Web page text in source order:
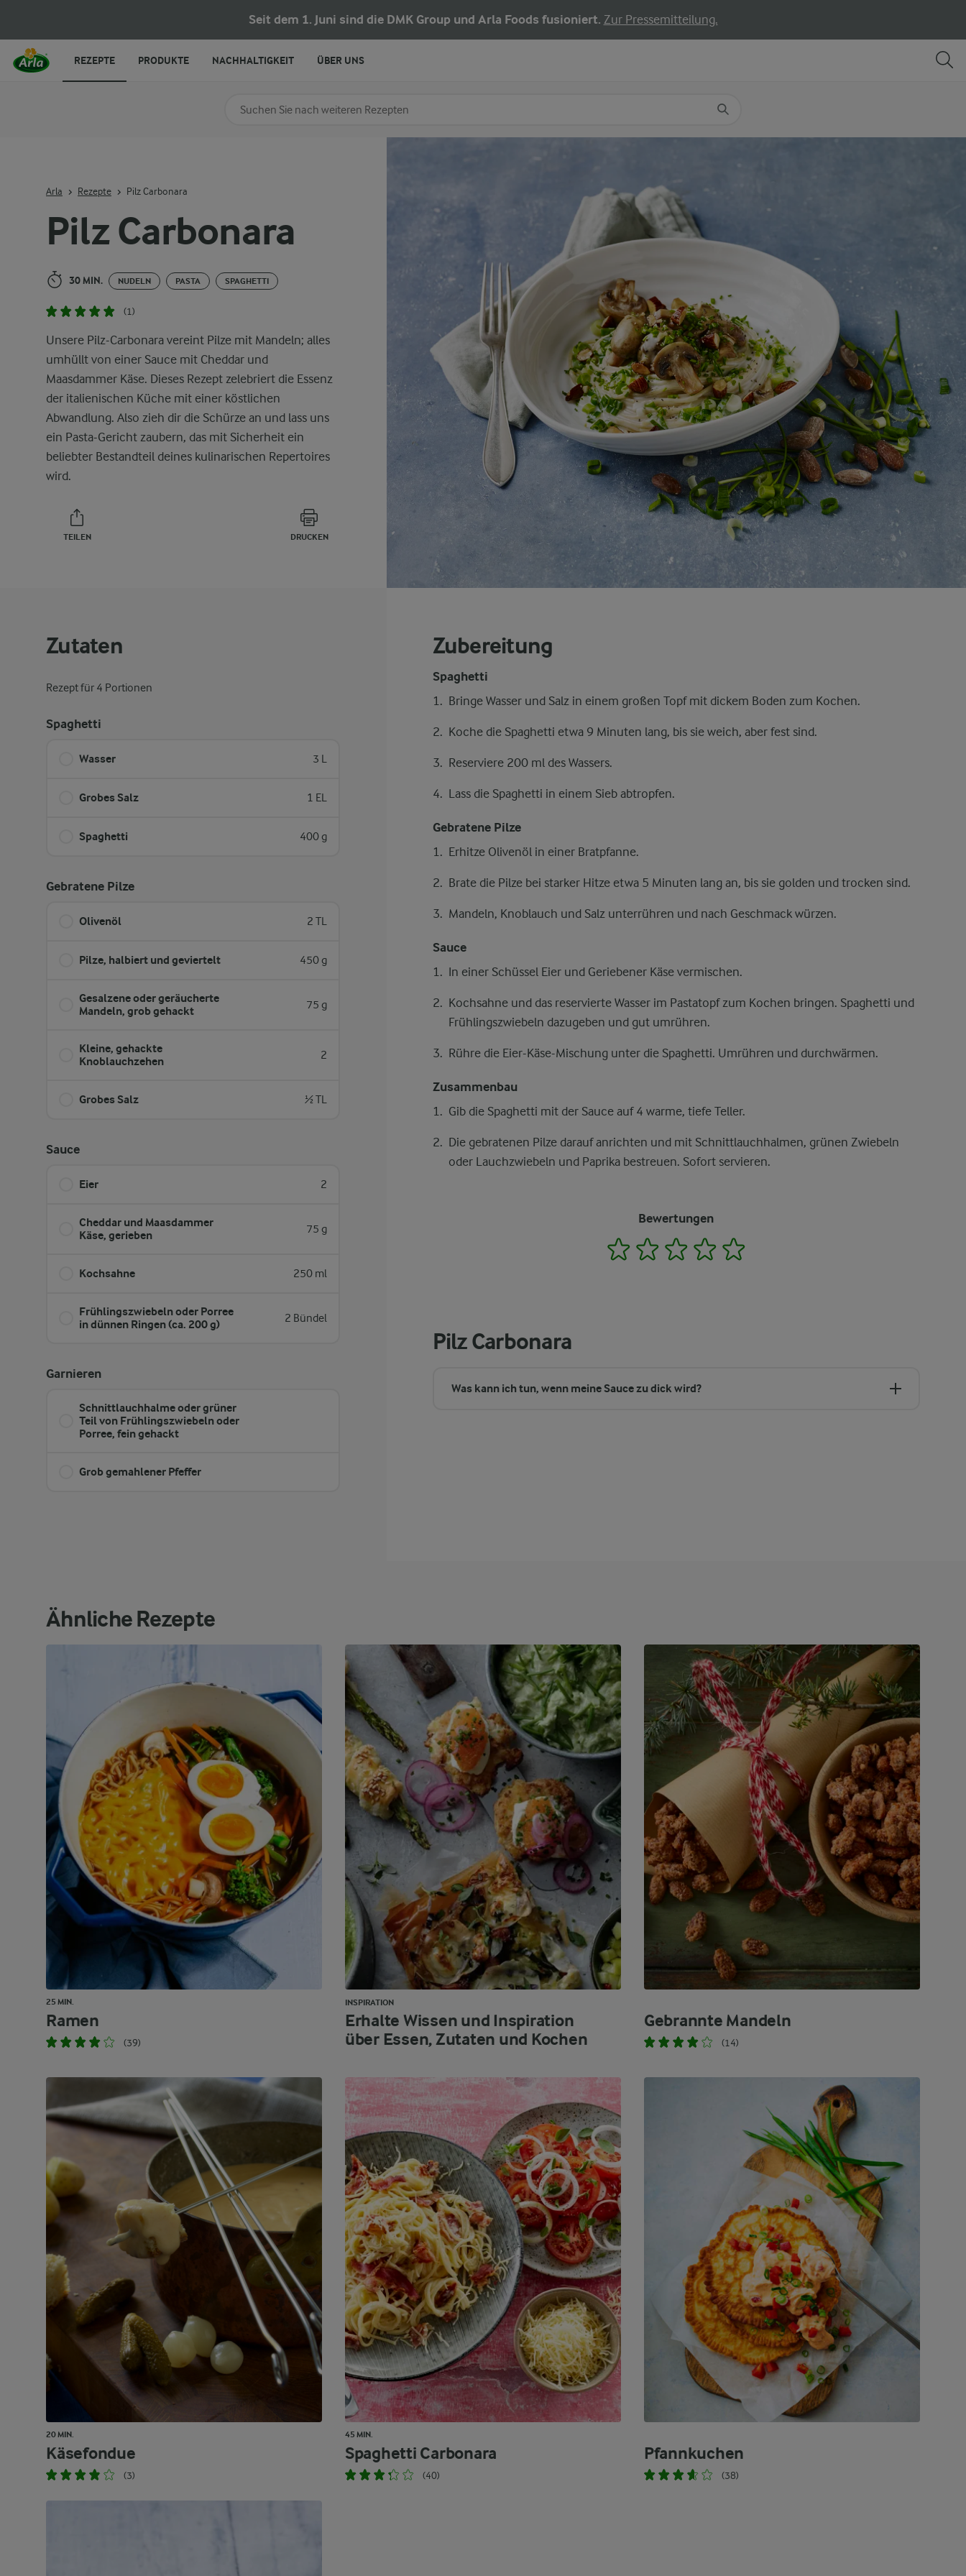
Seit dem 1. Juni sind die DMK Group und Arla Foods fusioniert. Zur Pressemitteilung.
Pilz Carbonara
30 MIN. NUDELN PASTA SPAGHETTI
(1)
Unsere Pilz-Carbonara vereint Pilze mit Mandeln; alles
umhüllt von einer Sauce mit Cheddar und
Maasdammer Käse. Dieses Rezept zelebriert die Essenz
der italienischen Küche mit einer köstlichen
Abwandlung. Also zieh dir die Schürze an und lass uns
ein Pasta-Gericht zaubern, das mit Sicherheit ein
beliebter Bestandteil deines kulinarischen Repertoires
wird.
TEILEN DRUCKEN
Arla Rezepte Pilz Carbonara
Zutaten
Rezept für 4 Portionen
Spaghetti
Wasser 3 L
Grobes Salz 1 EL
Spaghetti 400 g
Gebratene Pilze
Olivenöl 2 TL
Pilze, halbiert und geviertelt 450 g
Gesalzene oder geräucherte
Mandeln, grob gehackt
75 g
Kleine, gehackte
Knoblauchzehen
2
Grobes Salz ½ TL
Sauce
Eier 2
Cheddar und Maasdammer
Käse, gerieben
75 g
Kochsahne 250 ml
Frühlingszwiebeln oder Porree
in dünnen Ringen (ca. 200 g)
2 Bündel
Garnieren
Schnittlauchhalme oder grüner
Teil von Frühlingszwiebeln oder
Porree, fein gehackt
Grob gemahlener Pfeffer
Zubereitung
Spaghetti
Bringe Wasser und Salz in einem großen Topf mit dickem Boden zum Kochen.
Koche die Spaghetti etwa 9 Minuten lang, bis sie weich, aber fest sind.
Reserviere 200 ml des Wassers.
Lass die Spaghetti in einem Sieb abtropfen.
Gebratene Pilze
Erhitze Olivenöl in einer Bratpfanne.
Brate die Pilze bei starker Hitze etwa 5 Minuten lang an, bis sie golden und trocken sind.
Mandeln, Knoblauch und Salz unterrühren und nach Geschmack würzen.
Sauce
In einer Schüssel Eier und Geriebener Käse vermischen.
Kochsahne und das reservierte Wasser im Pastatopf zum Kochen bringen. Spaghetti und
Frühlingszwiebeln dazugeben und gut umrühren.
Rühre die Eier-Käse-Mischung unter die Spaghetti. Umrühren und durchwärmen.
Zusammenbau
Gib die Spaghetti mit der Sauce auf 4 warme, tiefe Teller.
Die gebratenen Pilze darauf anrichten und mit Schnittlauchhalmen, grünen Zwiebeln
oder Lauchzwiebeln und Paprika bestreuen. Sofort servieren.
Bewertungen
1 2 3 4
Pilz Carbonara
Was kann ich tun, wenn meine Sauce zu dick wird?
Ähnliche Rezepte
25 MIN.
Ramen
(39)
INSPIRATION
Erhalte Wissen und Inspiration
über Essen, Zutaten und Kochen
Gebrannte Mandeln
(14)
20 MIN.
Käsefondue
(3)
45 MIN.
Spaghetti Carbonara
(40)
Pfannkuchen
(38)
Nach Kategorie suchen
REZEPTE PRODUKTE NACHHALTIGKEIT ÜBER UNS